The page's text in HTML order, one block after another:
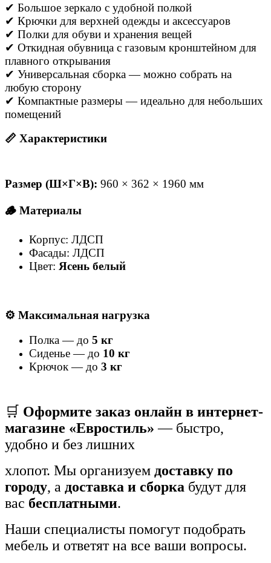
✔ Большое зеркало с удобной полкой
✔ Крючки для верхней одежды и аксессуаров
✔ Полки для обуви и хранения вещей
✔ Откидная обувница с газовым кронштейном для
плавного открывания
✔ Универсальная сборка — можно собрать на
любую сторону
✔ Компактные размеры — идеально для небольших
помещений
📏 Характеристики
Размер (Ш×Г×В): 960 × 362 × 1960 мм
🪵 Материалы
Корпус: ЛДСП
Фасады: ЛДСП
Цвет: Ясень белый
⚙️ Максимальная нагрузка
Полка — до 5 кг
Сиденье — до 10 кг
Крючок — до 3 кг
🛒 Оформите заказ онлайн в интернет-
магазине «Евростиль» — быстро,
удобно и без лишних
хлопот. Мы организуем доставку по
городу, а доставка и сборка будут для
вас бесплатными.
Наши специалисты помогут подобрать
мебель и ответят на все ваши вопросы.